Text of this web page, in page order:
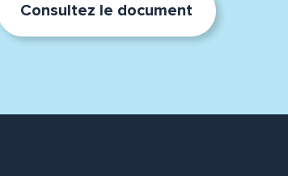
Consultez le document